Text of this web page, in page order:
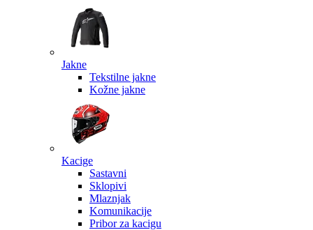
Jakne
Tekstilne jakne
Kožne jakne
Kacige
Sastavni
Sklopivi
Mlaznjak
Komunikacije
Pribor za kacigu